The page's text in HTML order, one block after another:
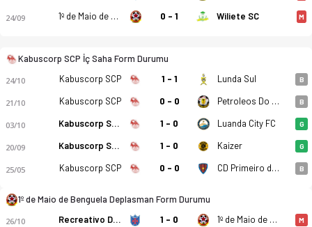
24/09 1º de Maio de Benguela 0 - 1 Wiliete SC M
Kabuscorp SCP İç Saha Form Durumu
24/10 Kabuscorp SCP 1 - 1 Lunda Sul B
21/10 Kabuscorp SCP 0 - 0 Petroleos Do Lobito B
03/10 Kabuscorp SCP 1 - 0 Luanda City FC G
20/09 Kabuscorp SCP 1 - 0 Kaizer G
25/05 Kabuscorp SCP 0 - 0 CD Primeiro de Agosto B
1º de Maio de Benguela Deplasman Form Durumu
26/10 Recreativo Do Libolo 1 - 0 1º de Maio de Benguela M